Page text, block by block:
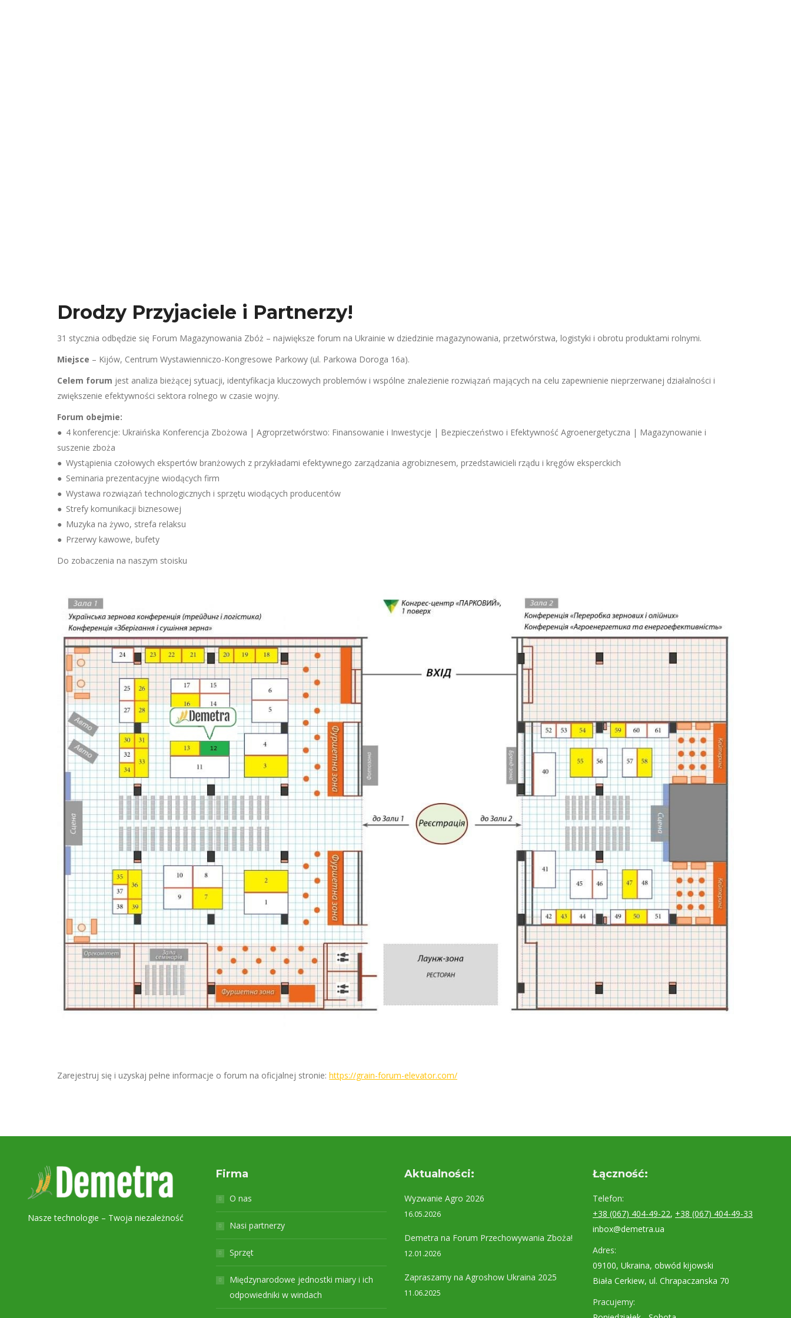
Drodzy Przyjaciele i Partnerzy!
31 stycznia odbędzie się Forum Magazynowania Zbóż – największe forum na Ukrainie w dziedzinie magazynowania, przetwórstwa, logistyki i obrotu produktami rolnymi.
Miejsce – Kijów, Centrum Wystawienniczo-Kongresowe Parkowy (ul. Parkowa Doroga 16a).
Celem forum jest analiza bieżącej sytuacji, identyfikacja kluczowych problemów i wspólne znalezienie rozwiązań mających na celu zapewnienie nieprzerwanej działalności i
zwiększenie efektywności sektora rolnego w czasie wojny.
Forum obejmie:
● 4 konferencje: Ukraińska Konferencja Zbożowa | Agroprzetwórstwo: Finansowanie i Inwestycje | Bezpieczeństwo i Efektywność Agroenergetyczna | Magazynowanie i
suszenie zboża
● Wystąpienia czołowych ekspertów branżowych z przykładami efektywnego zarządzania agrobiznesem, przedstawicieli rządu i kręgów eksperckich
● Seminaria prezentacyjne wiodących firm
● Wystawa rozwiązań technologicznych i sprzętu wiodących producentów
● Strefy komunikacji biznesowej
● Muzyka na żywo, strefa relaksu
● Przerwy kawowe, bufety
Do zobaczenia na naszym stoisku
Zarejestruj się i uzyskaj pełne informacje o forum na oficjalnej stronie: https://grain-forum-elevator.com/
Nasze technologie – Twoja niezależność
Firma
O nas
Nasi partnerzy
Sprzęt
Międzynarodowe jednostki miary i ich
odpowiedniki w windach
Aktualności:
Wyzwanie Agro 2026
16.05.2026
Demetra na Forum Przechowywania Zboża!
12.01.2026
Zapraszamy na Agroshow Ukraina 2025
11.06.2025
Łączność:
Telefon:
+38 (067) 404-49-22, +38 (067) 404-49-33
inbox@demetra.ua
Adres:
09100, Ukraina, obwód kijowski
Biała Cerkiew, ul. Chrapaczanska 70
Pracujemy: